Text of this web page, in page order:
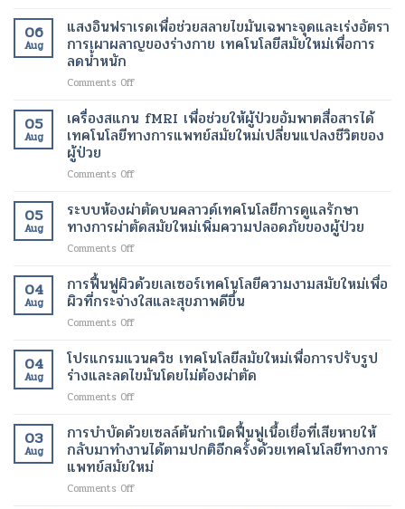
รักษา
เส้นเลือด
ขอด
ไม่
เทคโนโลยี
สมัย
ใหม่
ขา
สุขภาพ
ดี
และ
ขึ้น
06
Aug
แสงอินฟราเรดเพื่อช่วยสลายไขมันเฉพาะจุดและเร่งอัตรา
การเผาผลาญของร่างกาย เทคโนโลยีสมัยใหม่เพื่อการ
ลดน้ำหนัก
Comments Offon
อินฟราเรด
เพื่อ
ช่วย
ไข
เฉพาะ
จุด
และ
เร่ง
การ
เผา
เทคโนโลยี
สมัย
ใหม่
ลด
น้ำ
หนัก
05
Aug
เครื่องสแกน fMRI เพื่อช่วยให้ผู้ป่วยอัมพาตสื่อสารได้
เทคโนโลยีทางการแพทย์สมัยใหม่เปลี่ยนแปลงชีวิตของ
ผู้ป่วย
Comments Offon
สแกน
fMRI
เพื่อ
ช่วย
ผู้
ป่วย
เทคโนโลยี
ทางการ
เปลี่ยนแปลง
ชีวิต
ของ
ผู้
05
Aug
ระบบห้องผ่าตัดบนคลาวด์เทคโนโลยีการดูแลรักษา
ทางการผ่าตัดสมัยใหม่เพิ่มความปลอดภัยของผู้ป่วย
Comments Offon
ห้อง
ผ่าตัด
บน
คลา
เทคโนโลยี
การ
ผ่าตัด
สมัย
ใหม่
04
Aug
การฟื้นฟูผิวด้วยเลเซอร์เทคโนโลยีความงามสมัยใหม่เพื่อ
ผิวที่กระจ่างใสและสุขภาพดีขึ้น
Comments Offon
ฟื้นฟู
ผิว
ด้วย
เลเซอร์
ความ
งาม
สมัย
ใหม่
เพื่อ
04
Aug
โปรแกรมแวนควิช เทคโนโลยีสมัยใหม่เพื่อการปรับรูป
ร่างและลดไขมันโดยไม่ต้องผ่าตัด
Comments Offon
แก
รม
แวน
ควิช
เทคโนโลยี
03
Aug
การบำบัดด้วยเซลล์ต้นกำเนิดฟื้นฟูเนื้อเยื่อที่เสียหายให้
กลับมาทำงานได้ตามปกติอีกครั้งด้วยเทคโนโลยีทางการ
แพทย์สมัยใหม่
Comments Offon